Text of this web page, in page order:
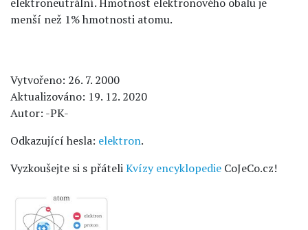
menší než 1% hmotnosti atomu.
Vytvořeno: 26. 7. 2000
Aktualizováno: 19. 12. 2020
Autor: -PK-
Odkazující hesla: elektron.
Vyzkoušejte si s přáteliKvízy encyklopedie CoJeCo.cz!